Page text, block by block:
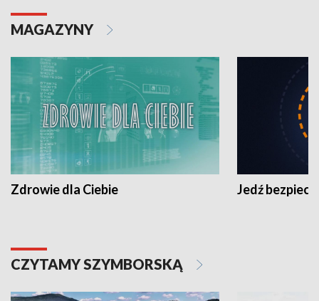
MAGAZYNY
Zdrowie dla Ciebie Jedź
CZYTAMY SZYMBORSKĄ